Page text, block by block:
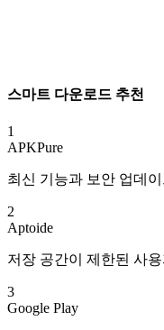
스마트 다운로드 추천
1
APKPure
최신 기능과 보안 업데
2
Aptoide
저장 공간이 제한된 사
3
Google Play